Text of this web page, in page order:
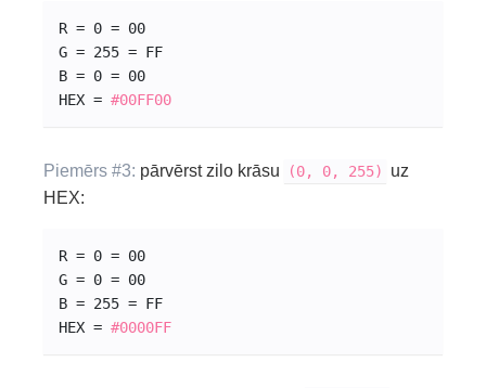
R = 0 = 00
G = 255 = FF
B = 0 = 00
HEX = #00FF00
Piemērs #3: pārvērst zilo krāsu (0, 0, 255)
uz
HEX:
R = 0 = 00
G = 0 = 00
B = 255 = FF
HEX = #0000FF